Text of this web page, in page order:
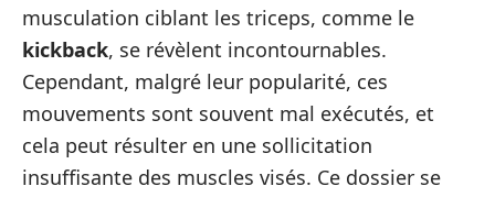
musculation ciblant les triceps, comme le
kickback, se révèlent incontournables.
Cependant, malgré leur popularité, ces
mouvements sont souvent mal exécutés, et
cela peut résulter en une sollicitation
insuffisante des muscles visés. Ce dossier se